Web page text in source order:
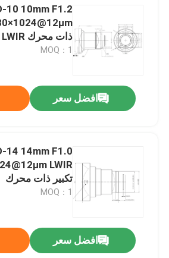
معلومات عنا
مراقبة الجودة
أخبار
قطع غيار الطيران
10 10mm F1.2
12 μm للتصوير الحراري
MOQ：1
افضل سعر
14 14mm F1.0
تكبير ذات محرك
MOQ：1
افضل سعر